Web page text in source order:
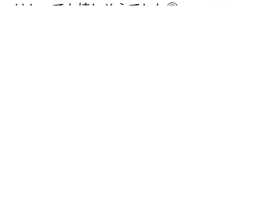
はとっても嬉しそうでした◎